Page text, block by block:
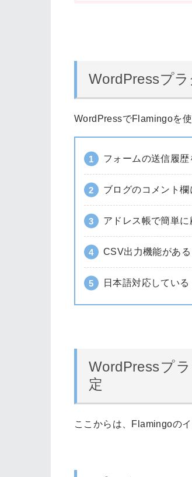
WordPressプ
WordPressでFlamingoを
フォームの送信履
ブログのコメント
アドレス帳で簡単
CSV出力機能がある
日本語対応している
WordPressプ
定
ここからは、Flamingoの